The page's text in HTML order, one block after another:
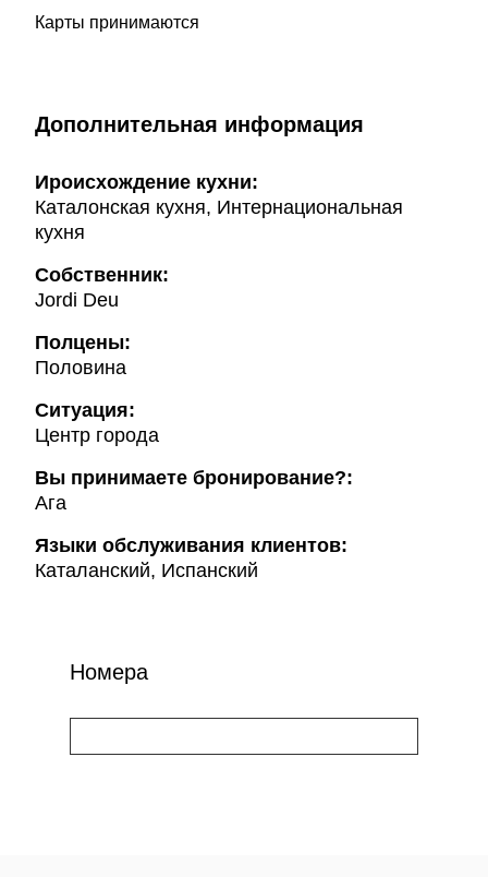
Карты принимаются
Дополнительная информация
Ироисхождение кухни:
Каталонская кухня, Интернациональная
кухня
Собственник:
Jordi Deu
Полцены:
Половина
Ситуация:
Центр города
Вы принимаете бронирование?:
Ага
Языки обслуживания клиентов:
Каталанский, Испанский
Номера